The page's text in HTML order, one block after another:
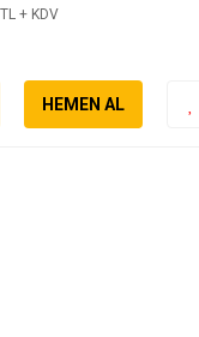
+ KDV
HEMEN AL